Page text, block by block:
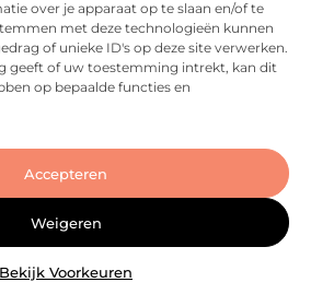
over je apparaat op te slaan en/of te
met deze technologieën kunnen
of unieke ID's op deze site verwerken.
geeft of uw toestemming intrekt, kan dit
op bepaalde functies en
Accepteren
Weigeren
Bekijk Voorkeuren
Share on Pinterest Share on
Email Je huis verkopen in
eenvoudiger dan het in de
markt is dynamisch, de vraag is
wisselen regelmatig snel van
betekent niet dat een